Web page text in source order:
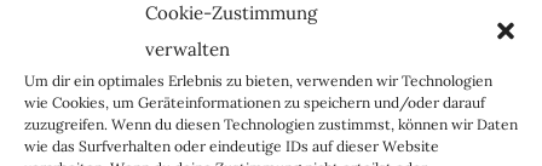
Cookie-Zustimmung
verwalten
Um dir ein optimales Erlebnis zu bieten, verwenden wir Technologien
wie Cookies, um Geräteinformationen zu speichern und/oder darauf
zuzugreifen. Wenn du diesen Technologien zustimmst, können wir Daten
wie das Surfverhalten oder eindeutige IDs auf dieser Website
ABOS